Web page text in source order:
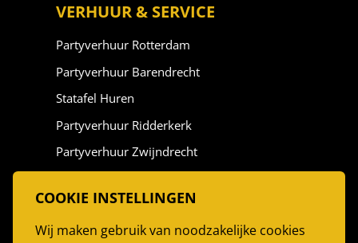
VERHUUR & SERVICE
Partyverhuur Rotterdam
Partyverhuur Barendrecht
Statafel Huren
Partyverhuur Ridderkerk
Partyverhuur Zwijndrecht
Stoelen Huren
Partytent Huren
COOKIE INSTELLINGEN
Wij maken gebruik van noodzakelijke cookies